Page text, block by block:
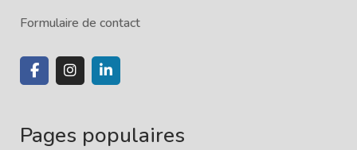
Formulaire de contact
Pages populaires